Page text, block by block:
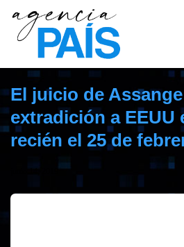
El juicio de
extradición a EEUU
recién el 25 de